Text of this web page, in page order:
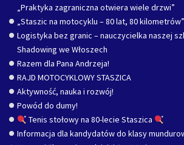
„Praktyka zagraniczna otwiera wiele drzwi”
„Staszic na motocyklu – 80 lat, 80 kilometrów”
Logistyka bez granic – nauczycielka naszej
Shadowing we Włoszech
Razem dla Pana Andrzeja!
RAJD MOTOCYKLOWY STASZICA
Aktywność, nauka i rozwój!
Powód do dumy!
Tenis stołowy na 80-lecie Staszica
Informacja dla kandydatów do klasy